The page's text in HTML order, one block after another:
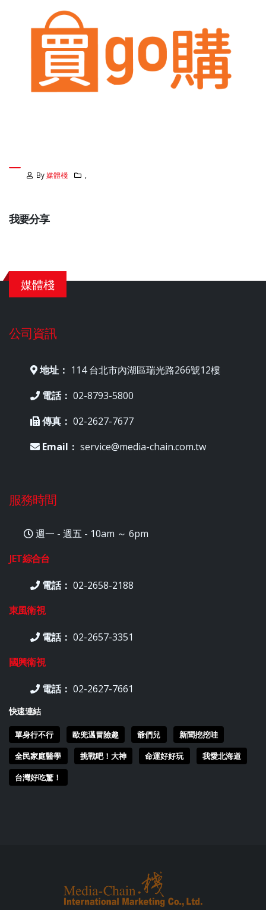
By媒體棧
我要分享
媒體棧
公司資訊
地址： 114 台北市內湖區瑞光路266號12樓
電話： 02-8793-5800
傳真： 02-2627-7677
Email： service@media-chain.com.tw
服務時間
週一 - 週五 - 10am ～ 6pm
JET綜合台
電話： 02-2658-2188
東風衛視
電話： 02-2657-3351
國興衛視
電話： 02-2627-7661
快速連結
單身行不行 歐兜邁冒險趣 爺們兒
新聞挖挖哇
全民家庭醫學
挑戰吧！大神 命運好好玩
我愛北海道
台灣好吃驚！